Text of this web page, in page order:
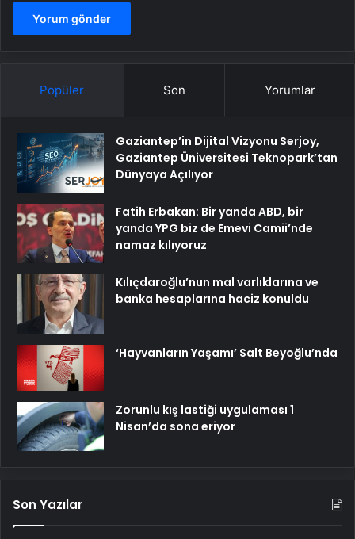
Popüler Son Yorumlar
Gaziantep’in Dijital Vizyonu Serjoy,
Gaziantep Üniversitesi Teknopark’tan
Dünyaya Açılıyor
Fatih Erbakan: Bir yanda ABD, bir
yanda YPG biz de Emevi Camii’nde
namaz kılıyoruz
Kılıçdaroğlu’nun mal varlıklarına ve
banka hesaplarına haciz konuldu
‘Hayvanların Yaşamı’ Salt Beyoğlu’nda
Zorunlu kış lastiği uygulaması 1
Nisan’da sona eriyor
Son Yazılar